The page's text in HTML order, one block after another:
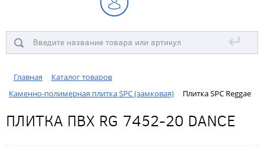
↵
Главная
Каталог товаров
Каменно-полимерная плитка SPC (замковая)
Плитка SPC Reggae
ПЛИТКА ПВХ RG 7452-20 DANCE